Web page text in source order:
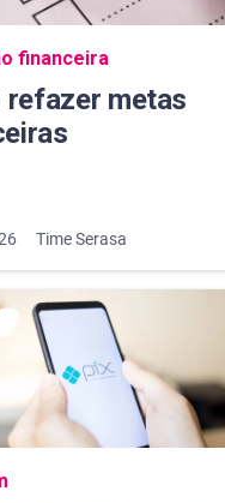
do blog
financeira
refazer metas
Time Serasa
do blog